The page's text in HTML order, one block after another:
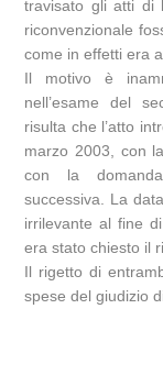
travisato gli atti di
riconvenzionale
come in effetti era
Il motivo è
nell’esame del
risulta che l’atto
marzo 2003, con
con la domanda
successiva. La
irrilevante al fine
era stato chiesto il
Il rigetto di
spese del giudizio